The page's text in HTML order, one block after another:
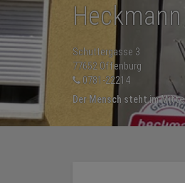
Schuttergasse 3
77652 Offenburg
0781-22214
Der Mensch steht im